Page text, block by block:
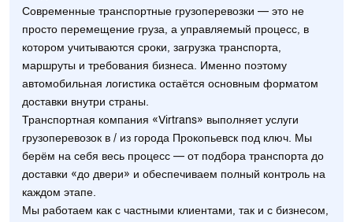
Современные транспортные грузоперевозки — это не
просто перемещение груза, а управляемый процесс, в
котором учитываются сроки, загрузка транспорта,
маршруты и требования бизнеса. Именно поэтому
автомобильная логистика остаётся основным форматом
доставки внутри страны.
Транспортная компания «Virtrans» выполняет услуги
грузоперевозок в / из города Прокопьевск под ключ. Мы
берём на себя весь процесс — от подбора транспорта до
доставки «до двери» и обеспечиваем полный контроль на
каждом этапе.
Мы работаем как с частными клиентами, так и с бизнесом,